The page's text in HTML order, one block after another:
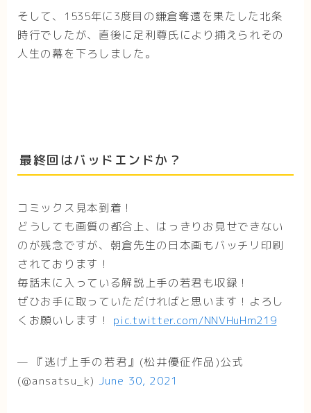
そして、1535年に3度目の鎌倉奪還を果たした北条
時行でしたが、直後に足利尊氏により捕えられその
人生の幕を下ろしました。
最終回はバッドエンドか？
コミックス見本到着！
どうしても画質の都合上、はっきりお見せできない
のが残念ですが、朝倉先生の日本画もバッチリ印刷
されております！
毎話末に入っている解説上手の若君も収録！
ぜひお手に取っていただければと思います！よろし
くお願いします！ pic.twitter.com/NNVHuHm219
— 『逃げ上手の若君』(松井優征作品)公式
(@ansatsu_k) June 30, 2021